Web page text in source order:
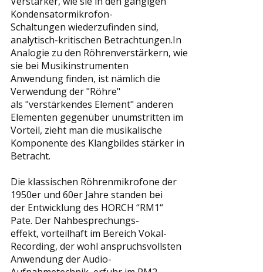
Kondensatormikrofon-
Schaltungen wiederzufinden sind,
analytisch-kritischen Betrachtungen.In
Analogie zu den Röhrenverstärkern, wie
sie bei Musikinstrumenten
Anwendung finden, ist nämlich die
Verwendung der "Röhre"
als "verstärkendes Element" anderen
Elementen gegenüber unumstritten im
Vorteil, zieht man die musikalische
Komponente des Klangbildes stärker in
Betracht.
Die klassischen Röhrenmikrofone der
1950er und 60er Jahre standen bei
der Entwicklung des HORCH “RM1“
Pate. Der Nahbesprechungs-
effekt, vorteilhaft im Bereich Vokal-
Recording, der wohl anspruchsvollsten
Anwendung der Audio-